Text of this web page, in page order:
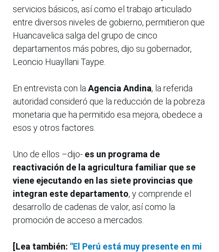
servicios básicos, así como el trabajo articulado
entre diversos niveles de gobierno, permitieron que
Huancavelica salga del grupo de cinco
departamentos más pobres, dijo su gobernador,
Leoncio Huayllani Taype.
En entrevista con la Agencia Andina, la referida
autoridad consideró que la reducción de la pobreza
monetaria que ha permitido esa mejora, obedece a
esos y otros factores.
Uno de ellos –dijo- es un programa de
reactivación de la agricultura familiar que se
viene ejecutando en las siete provincias que
integran este departamento, y comprende el
desarrollo de cadenas de valor, así como la
promoción de acceso a mercados.
[Lea también: "El Perú está muy presente en mi